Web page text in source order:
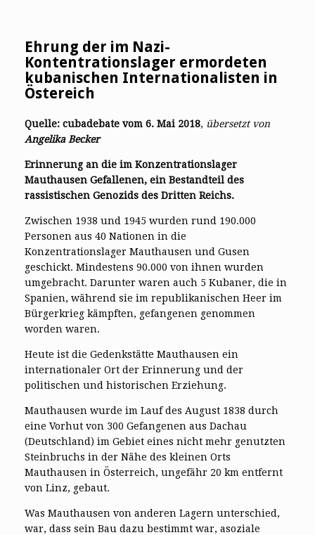
Ehrung der im Nazi-
Kontentrationslager ermordeten
kubanischen Internationalisten in
Östereich
Quelle: cubadebate vom 6. Mai 2018, übersetzt von
Angelika Becker
Erinnerung an die im Konzentrationslager
Mauthausen Gefallenen, ein Bestandteil des
rassistischen Genozids des Dritten Reichs.
Zwischen 1938 und 1945 wurden rund 190.000
Personen aus 40 Nationen in die
Konzentrationslager Mauthausen und Gusen
geschickt. Mindestens 90.000 von ihnen wurden
umgebracht. Darunter waren auch 5 Kubaner, die in
Spanien, während sie im republikanischen Heer im
Bürgerkrieg kämpften, gefangenen genommen
worden waren.
Heute ist die Gedenkstätte Mauthausen ein
internationaler Ort der Erinnerung und der
politischen und historischen Erziehung.
Mauthausen wurde im Lauf des August 1838 durch
eine Vorhut von 300 Gefangenen aus Dachau
(Deutschland) im Gebiet eines nicht mehr genutzten
Steinbruchs in der Nähe des kleinen Orts
Mauthausen in Österreich, ungefähr 20 km entfernt
von Linz, gebaut.
Was Mauthausen von anderen Lagern unterschied,
war, dass sein Bau dazu bestimmt war, asoziale